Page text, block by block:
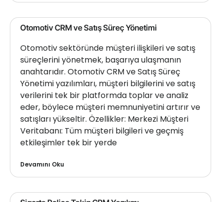
Otomotiv CRM ve Satış Süreç Yönetimi
Otomotiv sektöründe müşteri ilişkileri ve satış
süreçlerini yönetmek, başarıya ulaşmanın
anahtarıdır. Otomotiv CRM ve Satış Süreç
Yönetimi yazılımları, müşteri bilgilerini ve satış
verilerini tek bir platformda toplar ve analiz
eder, böylece müşteri memnuniyetini artırır ve
satışları yükseltir. Özellikler: Merkezi Müşteri
Veritabanı: Tüm müşteri bilgileri ve geçmiş
etkileşimler tek bir yerde
Devamını Oku